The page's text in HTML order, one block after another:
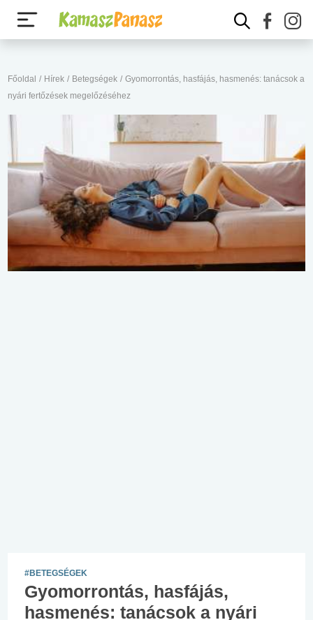
Főoldal / Hírek / Betegségek / Gyomorrontás, hasfájás, hasmenés: tanácsok a
nyári fertőzések megelőzéséhez
#BETEGSÉGEK
Gyomorrontás, hasfájás,
hasmenés: tanácsok a nyári